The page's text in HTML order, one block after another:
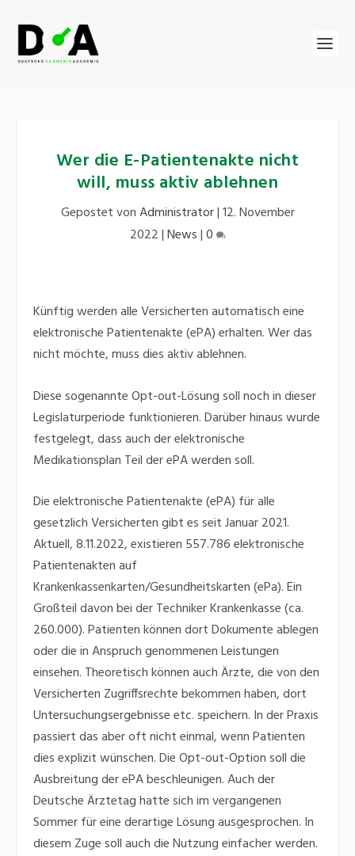
Wer die E-Patientenakte nicht
will, muss aktiv ablehnen
Gepostet vonAdministrator|12. November
2022|News|0
Künftig werden alle Versicherten automatisch eine
elektronische Patientenakte (ePA) erhalten. Wer das
nicht möchte, muss dies aktiv ablehnen.
Diese sogenannte Opt-out-Lösung soll noch in dieser
Legislaturperiode funktionieren. Darüber hinaus wurde
festgelegt, dass auch der elektronische
Medikationsplan Teil der ePA werden soll.
Die elektronische Patientenakte (ePA) für alle
gesetzlich Versicherten gibt es seit Januar 2021.
Aktuell, 8.11.2022, existieren 557.786 elektronische
Patientenakten auf
Krankenkassenkarten/Gesundheitskarten (ePa). Ein
Großteil davon bei der Techniker Krankenkasse (ca.
260.000). Patienten können dort Dokumente ablegen
oder die in Anspruch genommenen Leistungen
einsehen. Theoretisch können auch Ärzte, die von den
Versicherten Zugriffsrechte bekommen haben, dort
Untersuchungsergebnisse etc. speichern. In der Praxis
passiert das aber oft nicht einmal, wenn Patienten
dies explizit wünschen. Die Opt-out-Option soll die
Ausbreitung der ePA beschleunigen. Auch der
Deutsche Ärztetag hatte sich im vergangenen
Sommer für eine derartige Lösung ausgesprochen. In
diesem Zuge soll auch die Nutzung einfacher werden.